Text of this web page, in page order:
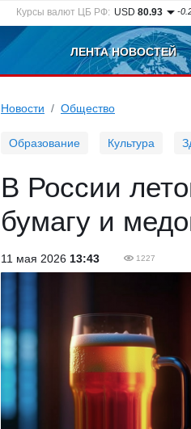
Курсы валют ЦБ РФ: USD80.93 -
ЛЕНТА НОВОСТЕЙ
Новости Общество
Образование Культура
В России
бумагу и
11 мая 2026 13:43 1227